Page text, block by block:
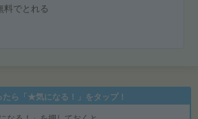
料でとれる
たら「★気になる！」をタップ！